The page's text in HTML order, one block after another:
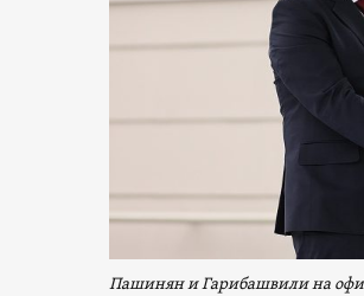
Пашинян и Гарибашвили на